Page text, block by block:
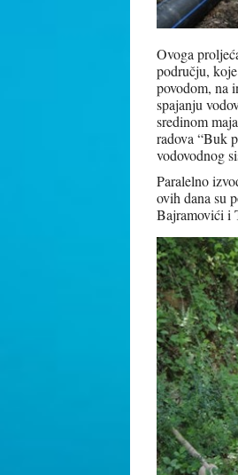
Ovoga
području,
povodom, na
spajanju
sredinom
radova “Buk
vodovodnog
Paralelno
ovih dana su
Bajramovići i